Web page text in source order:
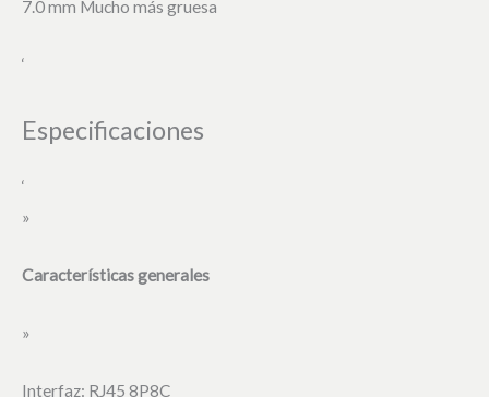
7.0 mm Mucho más gruesa
‘
Especificaciones
‘
»
Características generales
»
Interfaz: RJ45 8P8C